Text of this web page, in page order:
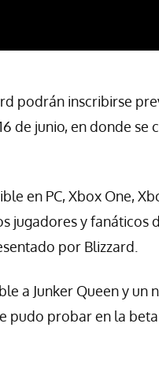
podrán inscribirse
de junio, en donde se
en PC, Xbox One,
jugadores y fanáticos
por Blizzard.
a Junker Queen y un
pudo probar en la